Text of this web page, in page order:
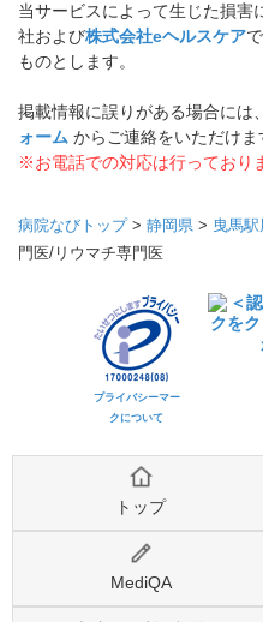
当サービスによって生じた損害
社および株式会社eヘルスケア
ものとします。
掲載情報に誤りがある場合には
ォーム からご連絡をいただけま
※お電話での対応は行っており
病院なびトップ> 静岡県 > 曳馬駅
門医/リウマチ専門医
プライバシーマー
クについて
トップ
MediQA